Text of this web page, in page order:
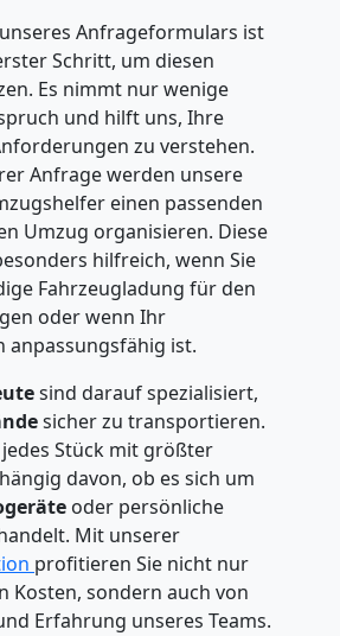
Anfrageformulars ist
Schritt, um diesen
Es nimmt nur wenige
und hilft uns, Ihre
zu verstehen.
Anfrage werden unsere
einen passenden
Umzug organisieren. Diese
hilfreich, wenn Sie
Fahrzeugladung für den
oder wenn Ihr
anpassungsfähig ist.
sind darauf spezialisiert,
sicher zu transportieren.
Stück mit größter
davon, ob es sich um
oder persönliche
Mit unserer
profitieren Sie nicht nur
Kosten, sondern auch von
Erfahrung unseres Teams.